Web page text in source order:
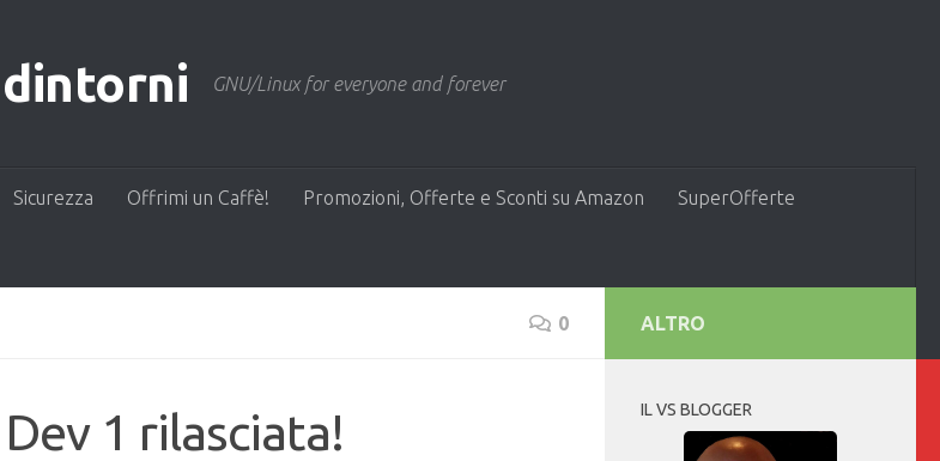
GNU/Linux for everyone and forever
Sicurezza Offrimi un Caffè! Promozioni, Offerte e Sconti su Amazon SuperOfferte
0
1 rilasciata!
ALTRO
IL VS BLOGGER